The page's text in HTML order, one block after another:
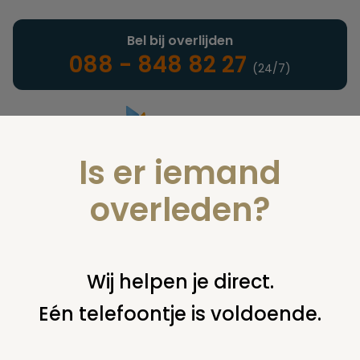
Landelijke uitvaartonderneming
Bel bij overlijden
088 - 848 82 27 (24/7)
U bent hier: home juridisch cremeren bijzetten of
visiterecht asbus
Is er iemand
overleden?
Wij helpen je direct.
Eén telefoontje is voldoende.